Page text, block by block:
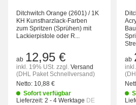
Ditchwitch Orange (2601) / 1K
KH Kunstharzlack-Farben
zum Spritzen (Sprühen) mit
Lackierpistole oder R...
ab 12,95 €
inkl. 19% USt. zzgl. Versand
(DHL Paket Schnellversand)
Netto: 10,88 €
Sofort verfügbar
Lieferzeit: 2 - 4 Werktage DE
ab